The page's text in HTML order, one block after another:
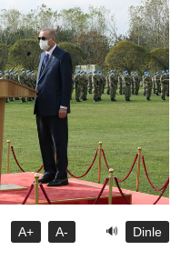
A+ A- 🔊 Dinle